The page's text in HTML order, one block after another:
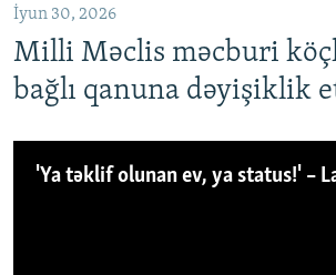
İyun 30, 2026
Milli Məclis məcburi
bağlı qanuna dəyişiklik